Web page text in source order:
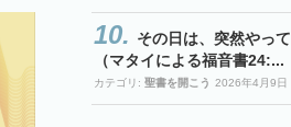
その日は、突然やっ
（マタイによる福音書24:...
カテゴリ: 聖書を開こう 2026年4月9日